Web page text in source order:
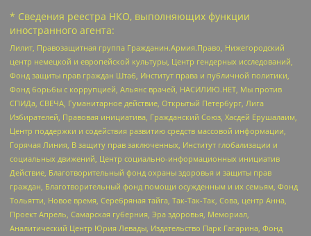
* Сведения реестра НКО, выполняющих функции
иностранного агента:
Лилит, Правозащитная группа Гражданин.Армия.Право, Нижегородский
центр немецкой и европейской культуры, Центр гендерных исследований,
Фонд защиты прав граждан Штаб, Институт права и публичной политики,
Фонд борьбы с коррупцией, Альянс врачей, НАСИЛИЮ.НЕТ, Мы против
СПИДа, СВЕЧА, Гуманитарное действие, Открытый Петербург, Лига
Избирателей, Правовая инициатива, Гражданский Союз, Хасдей Ерушалаим,
Центр поддержки и содействия развитию средств массовой информации,
Горячая Линия, В защиту прав заключенных, Институт глобализации и
социальных движений, Центр социально-информационных инициатив
Действие, Благотворительный фонд охраны здоровья и защиты прав
граждан, Благотворительный фонд помощи осужденным и их семьям, Фонд
Тольятти, Новое время, Серебряная тайга, Так-Так-Так, Сова, центр Анна,
Проект Апрель, Самарская губерния, Эра здоровья, Мемориал,
Аналитический Центр Юрия Левады, Издательство Парк Гагарина, Фонд